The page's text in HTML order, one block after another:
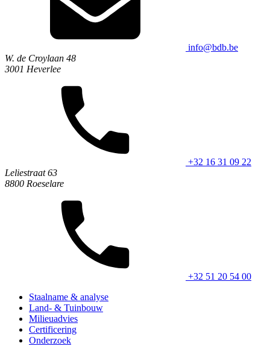
info@bdb.be
W. de Croylaan 48
3001 Heverlee
+32 16 31 09 22
Leliestraat 63
8800 Roeselare
+32 51 20 54 00
Staalname & analyse
Land- & Tuinbouw
Milieuadvies
Certificering
Onderzoek